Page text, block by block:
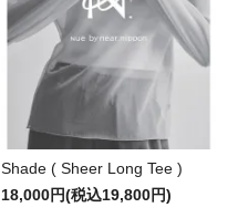
Shade ( Sheer Long Tee )
18,000円(税込19,800円)